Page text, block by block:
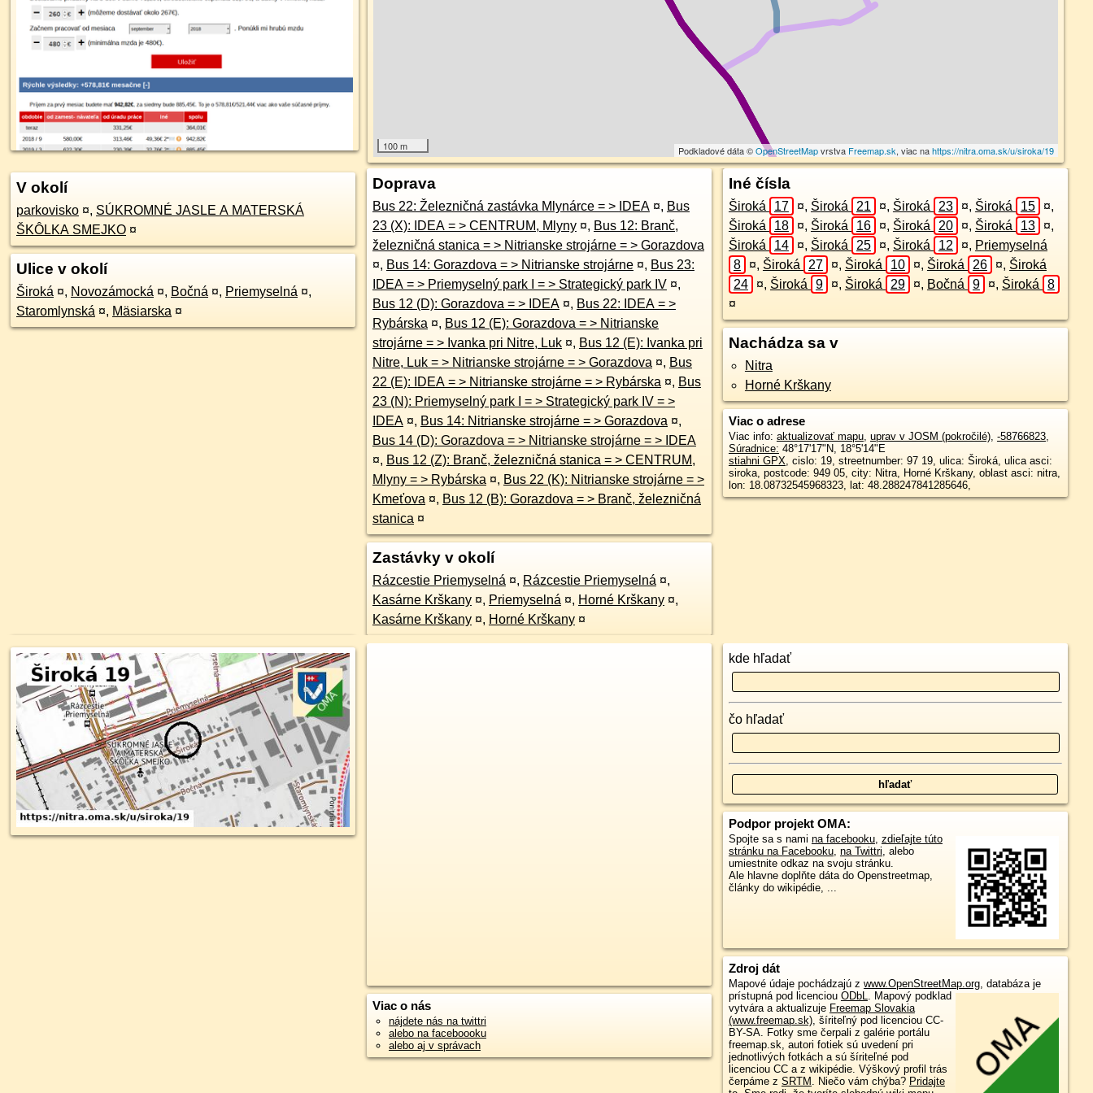
100 m Podkladové dáta ©OpenStreetMapvrstva Freemap.sk, viac nahttps://nitra.oma.sk/u/siroka/19
V okolí
parkovisko ¤, SÚKROMNÉ JASLE A MATERSKÁ
ŠKÔLKA SMEJKO ¤
Ulice v okolí
Široká ¤, Novozámocká ¤, Bočná ¤, Priemyselná ¤,
Staromlynská ¤, Mäsiarska ¤
Doprava
Bus 22: Železničná zastávka Mlynárce = > IDEA ¤, Bus
23 (X): IDEA = > CENTRUM, Mlyny ¤, Bus 12: Branč,
železničná stanica = > Nitrianske strojárne = > Gorazdova
¤, Bus 14: Gorazdova = > Nitrianske strojárne ¤, Bus 23:
IDEA = > Priemyselný park I = > Strategický park IV ¤,
Bus 12 (D): Gorazdova = > IDEA ¤, Bus 22: IDEA = >
Rybárska ¤, Bus 12 (E): Gorazdova = > Nitrianske
strojárne = > Ivanka pri Nitre, Luk ¤, Bus 12 (E): Ivanka pri
Nitre, Luk = > Nitrianske strojárne = > Gorazdova ¤, Bus
22 (E): IDEA = > Nitrianske strojárne = > Rybárska ¤, Bus
23 (N): Priemyselný park I = > Strategický park IV = >
IDEA ¤, Bus 14: Nitrianske strojárne = > Gorazdova ¤,
Bus 14 (D): Gorazdova = > Nitrianske strojárne = > IDEA
¤, Bus 12 (Z): Branč, železničná stanica = > CENTRUM,
Mlyny = > Rybárska ¤, Bus 22 (K): Nitrianske strojárne = >
Kmeťova ¤, Bus 12 (B): Gorazdova = > Branč, železničná
stanica ¤
Zastávky v okolí
Rázcestie Priemyselná ¤, Rázcestie Priemyselná ¤,
Kasárne Krškany ¤, Priemyselná ¤, Horné Krškany ¤,
Kasárne Krškany ¤, Horné Krškany ¤
Iné čísla
Široká 17 ¤, Široká 21 ¤, Široká 23 ¤, Široká 15 ¤,
Široká
18 ¤, Široká 16 ¤, Široká 20 ¤, Široká 13 ¤,
Široká
14 ¤, Široká 25 ¤, Široká 12 ¤, Priemyselná
8
¤, Široká 27 ¤, Široká 10 ¤, Široká 26 ¤, Široká
24
¤, Široká 9 ¤, Široká 29 ¤, Bočná 9 ¤, Široká
8
¤
Nachádza sa v
Nitra
Horné Krškany
Viac o adrese
Viac info: aktualizovať mapu, uprav v JOSM (pokročilé), -58766823,
Súradnice: 48°17'17"N, 18°5'14"E
stiahni GPX, cislo: 19, streetnumber: 97 19, ulica: Široká, ulica asci:
siroka, postcode: 949 05, city: Nitra, Horné Krškany, oblast asci: nitra,
lon: 18.08732545968323, lat: 48.288247841285646,
Viac o nás
nájdete nás na twittri
alebo na faceboooku
alebo aj v správach
kde hľadať
čo hľadať
Podpor projekt OMA:
Spojte sa s nami na facebooku, zdieľajte túto
stránku na Facebooku, na Twittri, alebo
umiestnite odkaz na svoju stránku.
Ale hlavne doplňte dáta do Openstreetmap,
články do wikipédie, ...
Zdroj dát
Mapové údaje pochádzajú z www.OpenStreetMap.org, databáza je
prístupná pod licenciou ODbL. Mapový podklad
vytvára a aktualizuje Freemap Slovakia
(www.freemap.sk), šíriteľný pod licenciou CC-
BY-SA. Fotky sme čerpali z galérie portálu
freemap.sk, autori fotiek sú uvedení pri
jednotlivých fotkách a sú šíriteľné pod
licenciou CC a z wikipédie. Výškový profil trás
čerpáme z SRTM . Niečo vám chýba? Pridajte